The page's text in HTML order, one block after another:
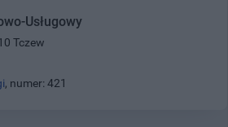
Usługowy
Tczew
, numer: 421